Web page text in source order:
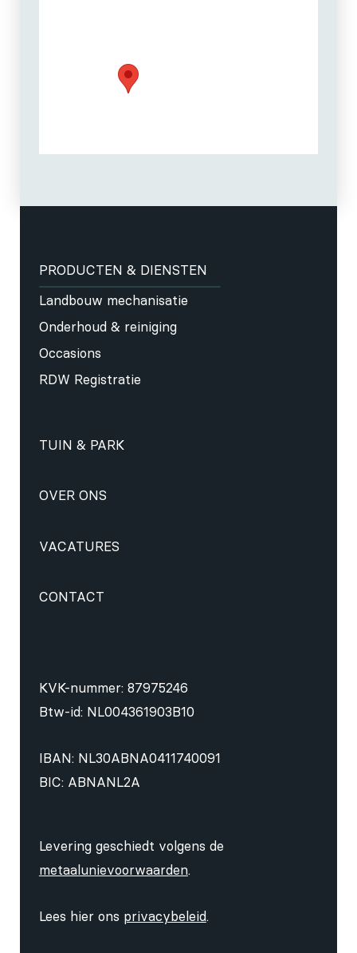
PRODUCTEN & DIENSTEN
Landbouw mechanisatie
Onderhoud & reiniging
Occasions
RDW Registratie
TUIN & PARK
OVER ONS
VACATURES
CONTACT
KVK-nummer: 87975246
Btw-id: NL004361903B10
IBAN: NL30ABNA0411740091
BIC: ABNANL2A
Levering geschiedt volgens de
metaalunievoorwaarden.
Lees hier ons privacybeleid.